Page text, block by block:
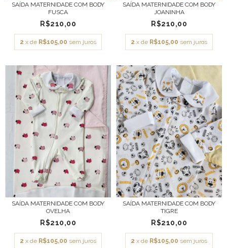
SAÍDA MATERNIDADE COM BODY
FUSCA
R$210,00
2 x de R$105,00 sem juros
SAÍDA MATERNIDADE COM BODY
JOANINHA
R$210,00
2 x de R$105,00 sem juros
SAÍDA MATERNIDADE COM BODY
OVELHA
R$210,00
2 x de R$105,00 sem juros
SAÍDA MATERNIDADE COM BODY
TIGRE
R$210,00
2 x de R$105,00 sem juros